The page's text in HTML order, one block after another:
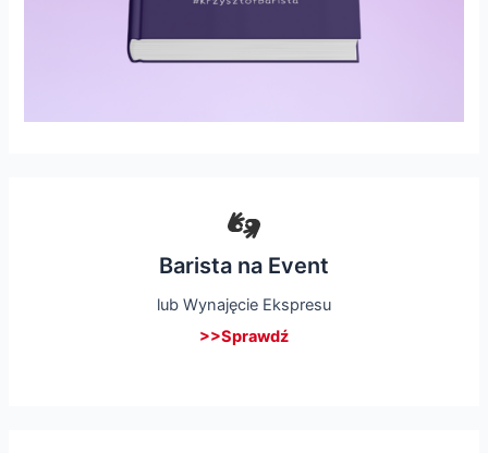
Barista na Event
lub Wynajęcie Ekspresu
>>Sprawdź